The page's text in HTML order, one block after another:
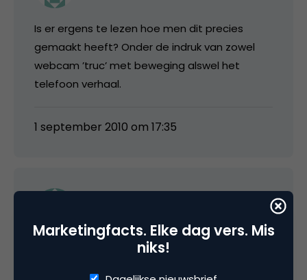
Is er ergens te lezen hoe men dit precies
gemaakt heeft? Onder de indruk van zowel
webcam ’truc’ met beweging alswel het
telefoon verhaal.
1 september 2010 om 17:35
Het mag dan vernieuwend (?) en interactief
Marketingfacts. Elke dag vers. Mis
niks!